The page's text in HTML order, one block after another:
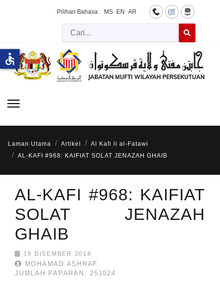
Pilihan Bahasa: MS EN AR
Cari
Laman Utama Artikel
Al Kafi li al-Fatawi
AL-KAFI #968: KAIFIAT SOLAT JENAZAH GHAIB
AL-KAFI #968: KAIFIAT
SOLAT JENAZAH
GHAIB
19 DISEMBER 2018
MOHAMAD ASHRAF
JUMLAH PAPARAN: 251024
accessible